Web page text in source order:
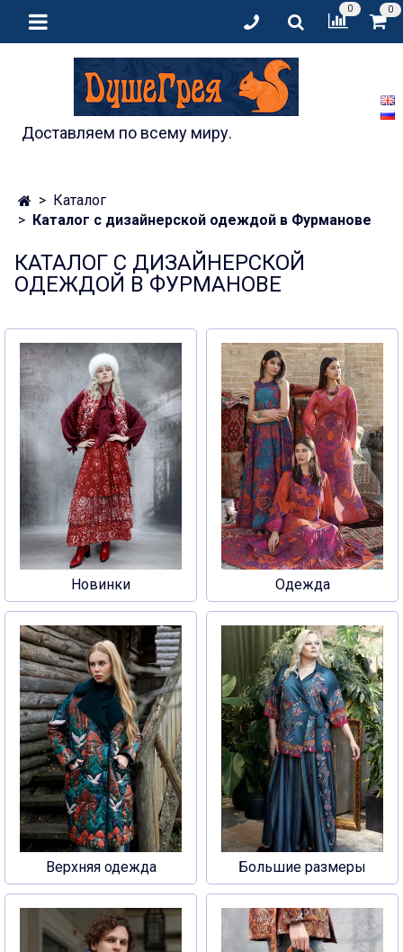
0 0
Доставляем по всему миру.
Каталог
Каталог с дизайнерской одеждой в Фурманове
КАТАЛОГ С ДИЗАЙНЕРСКОЙ
ОДЕЖДОЙ В ФУРМАНОВЕ
Новинки Одежда
Верхняя одежда Большие размеры